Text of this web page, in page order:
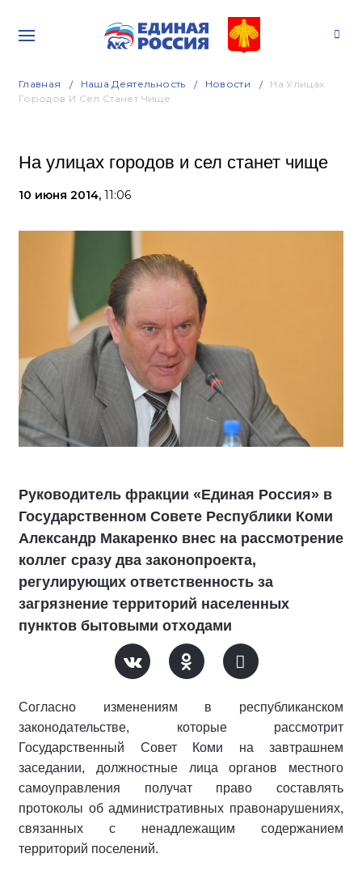
Главная Наша Деятельность Новости
На Улицах
Городов И Сел Станет Чище
На улицах городов и сел станет чище
10 июня 2014, 11:06
Руководитель фракции «Единая Россия» в
Государственном Совете Республики Коми
Александр Макаренко внес на рассмотрение
коллег сразу два законопроекта,
регулирующих ответственность за
загрязнение территорий населенных
пунктов бытовыми отходами
Согласно изменениям в республиканском
законодательстве, которые рассмотрит
Государственный Совет Коми на завтрашнем
заседании, должностные лица органов местного
самоуправления получат право составлять
протоколы об административных правонарушениях,
связанных с ненадлежащим содержанием
территорий поселений.